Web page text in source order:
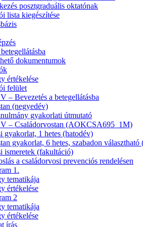
posztgraduális oktatónak
lista kiegészítése
dokumentumok
értékelése
felület
– Bevezetés a betegellátásba
(negyedév)
gyakorlati útmutató
– Családorvostan (AOKCSA695_1M)
gyakorlat, 1 hetes (hatodév)
gyakorlat, 6 hetes, szabadon választható
ismeretek (fakultáció)
a családorvosi prevenciós rendelésen
1.
tematikája
értékelése
2
tematikája
értékelése
írás